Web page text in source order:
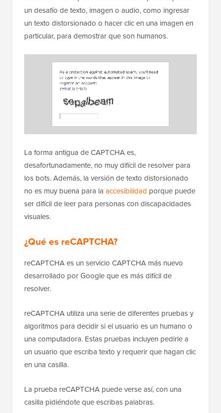
un desafío de texto, imagen o audio, como ingresar
un texto distorsionado o hacer clic en una imagen en
particular, para demostrar que son humanos.
La forma antigua de CAPTCHA es,
desafortunadamente, no muy difícil de resolver para
los bots. Además, la versión de texto distorsionado
no es muy buena para la accesibilidad porque puede
ser difícil de leer para personas con discapacidades
visuales.
¿Qué es reCAPTCHA?
reCAPTCHA es un servicio CAPTCHA más nuevo
desarrollado por Google que es más difícil de
resolver.
reCAPTCHA utiliza una serie de diferentes pruebas y
algoritmos para decidir si el usuario es un humano o
una computadora. Estas pruebas incluyen pedirle a
un usuario que escriba texto y requerir que hagan clic
en una casilla.
La prueba reCAPTCHA puede verse así, con una
casilla pidiéndote que escribas palabras.